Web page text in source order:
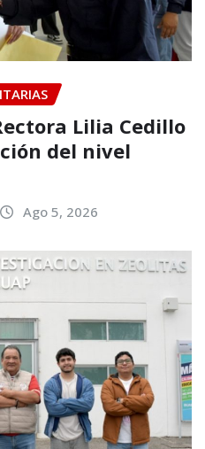
Lilia Cedillo
del nivel
Ago 5, 2026